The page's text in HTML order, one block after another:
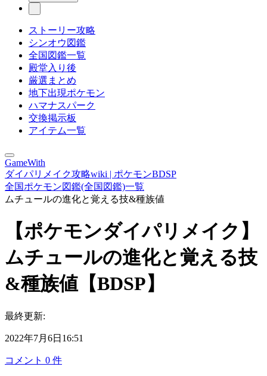
ストーリー攻略
シンオウ図鑑
全国図鑑一覧
殿堂入り後
厳選まとめ
地下出現ポケモン
ハマナスパーク
交換掲示板
アイテム一覧
GameWith
ダイパリメイク攻略wiki | ポケモンBDSP
全国ポケモン図鑑(全国図鑑)一覧
ムチュールの進化と覚える技&種族値
【ポケモンダイパリメイク】
ムチュールの進化と覚える技
&種族値【BDSP】
最終更新:
2022年7月6日16:51
コメント 0 件